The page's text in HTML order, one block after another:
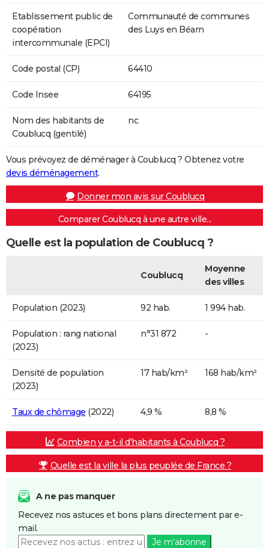
Etablissement public de
coopération
intercommunale (EPCI)
Communauté de communes
des Luys en Béarn
Code postal (CP) 64410
Code Insee 64195
Nom des habitants de
Coublucq (gentilé)
nc
Vous prévoyez de déménager à Coublucq ? Obtenez votre
devis déménagement.
Donner mon avis sur Coublucq
Comparer Coublucq à une autre ville...
Quelle est la population de Coublucq ?
Coublucq
Moyenne
des villes
Population (2023) 92 hab. 1 994 hab.
Population : rang national
(2023)
n°31 872 -
Densité de population
(2023)
17 hab/km² 168 hab/km²
Taux de chômage (2022) 4,9 % 8,8 %
Combien y a-t-il d'habitants à Coublucq ?
Quelle est la ville la plus peuplée de France ?
A ne pas manquer
Recevez nos astuces et bons plans directement par e-
mail.
Je m'abonne